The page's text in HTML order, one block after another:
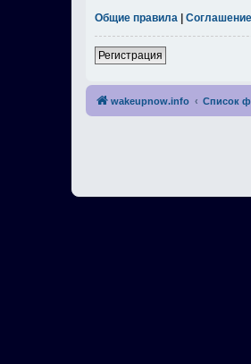
Общие правила |
Регистрация
wakeupnow.info Список